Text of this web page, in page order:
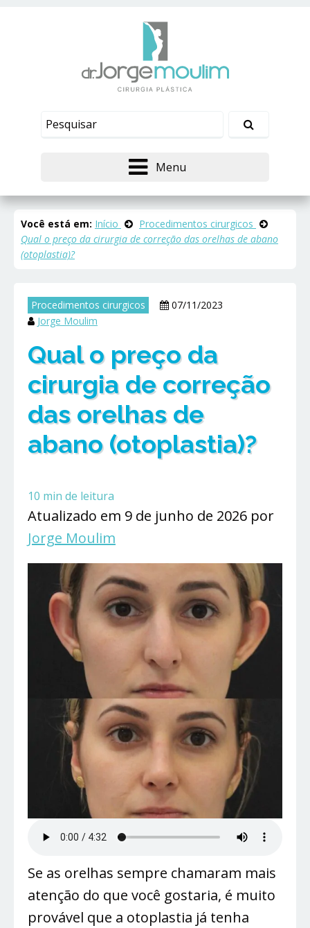
Menu
Você está em: Início
Procedimentos cirurgicos
Qual o preço da cirurgia de correção das orelhas de abano
(otoplastia)?
Procedimentos cirurgicos
07/11/2023
Jorge Moulim
Qual o preço da
cirurgia de correção
das orelhas de
abano (otoplastia)?
10 min de leitura
Atualizado em 9 de junho de 2026 por
Jorge Moulim
Se as orelhas sempre chamaram mais
atenção do que você gostaria, é muito
provável que a otoplastia já tenha